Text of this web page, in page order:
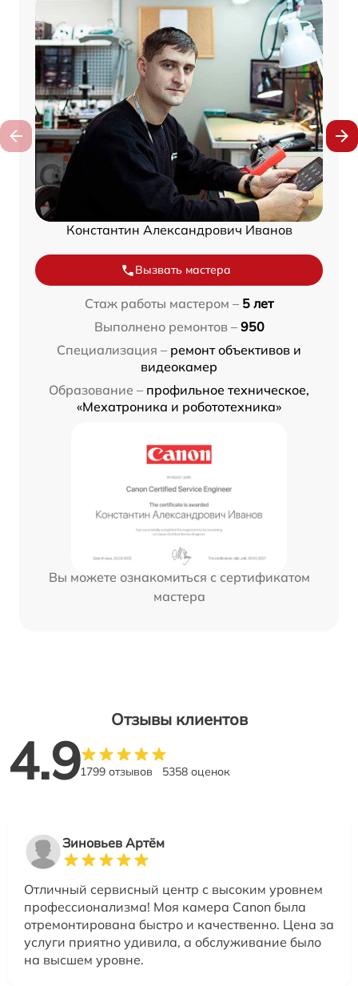
Константин Александрович Иванов
Вызвать мастера
Стаж работы мастером – 5 лет
Выполнено ремонтов – 950
Специализация – ремонт объективов и
видеокамер
Образование – профильное техническое,
«Мехатроника и робототехника»
Вы можете ознакомиться с сертификатом
мастера
Отзывы клиентов
4.91799 отзывов 5358 оценок
Зиновьев Артём
Отличный сервисный центр с высоким уровнем
профессионализма! Моя камера Canon была
отремонтирована быстро и качественно. Цена за
услуги приятно удивила, а обслуживание было
на высшем уровне.